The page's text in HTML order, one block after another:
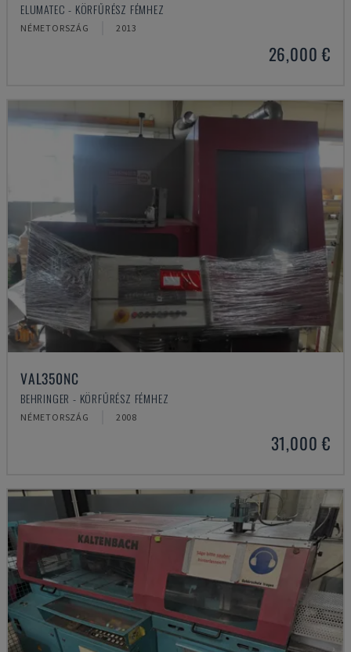
ELUMATEC - KÖRFŰRÉSZ FÉMHEZ
NÉMETORSZÁG 2013
26,000 €
VAL350NC
BEHRINGER - KÖRFŰRÉSZ FÉMHEZ
NÉMETORSZÁG 2008
31,000 €